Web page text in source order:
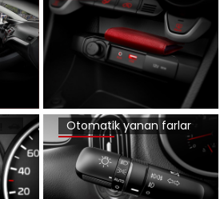
Otomatik yanan farlar